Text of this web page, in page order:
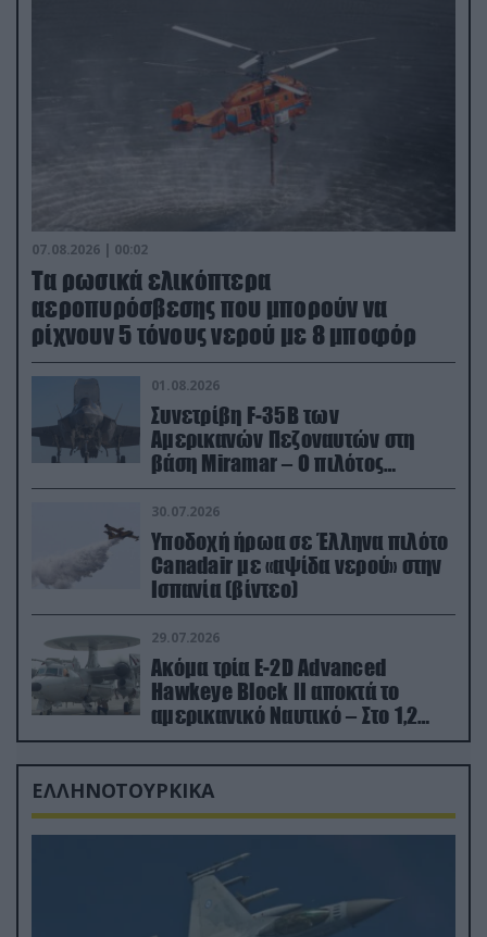
07.08.2026 | 00:02
Τα ρωσικά ελικόπτερα
αεροπυρόσβεσης που μπορούν να
ρίχνουν 5 τόνους νερού με 8 μποφόρ
01.08.2026
Συνετρίβη F-35B των
Αμερικανών Πεζοναυτών στη
βάση Miramar – Ο πιλότος
εκτινάχθηκε εγκαίρως
30.07.2026
Υποδοχή ήρωα σε Έλληνα πιλότο
Canadair με «αψίδα νερού» στην
Ισπανία (βίντεο)
29.07.2026
Ακόμα τρία E-2D Advanced
Hawkeye Block II αποκτά το
αμερικανικό Ναυτικό – Στο 1,2
δισ.δολάρια το κόστος
ΕΛΛΗΝΟΤΟΥΡΚΙΚΑ